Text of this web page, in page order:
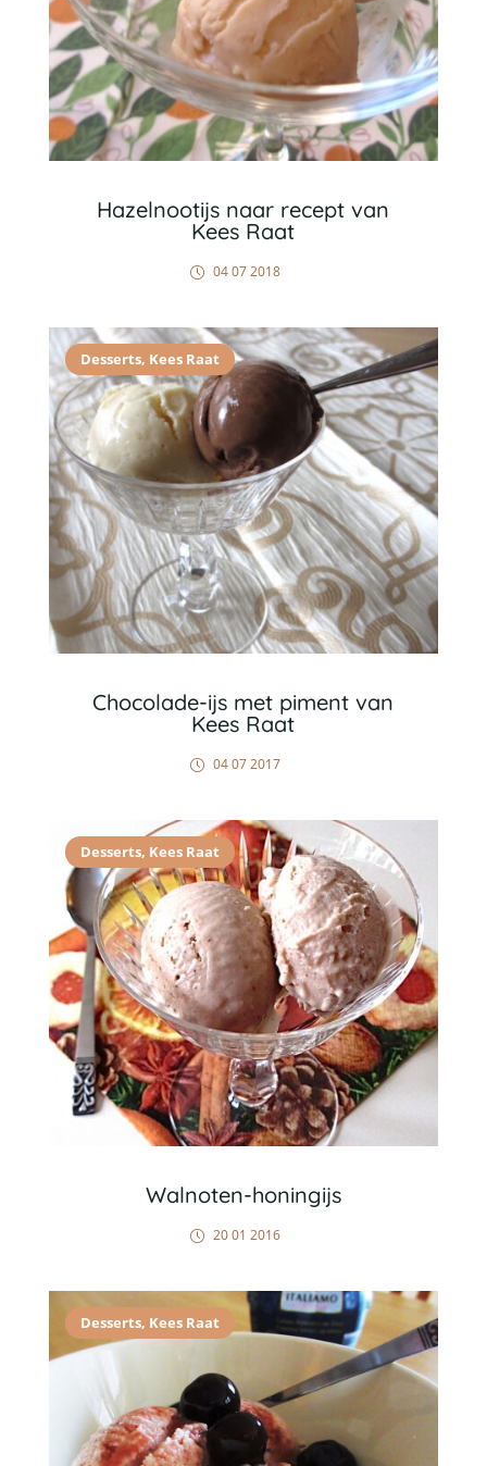
Hazelnootijs naar recept van
Kees Raat
04 07 2018
Desserts, Kees Raat
Chocolade-ijs met piment van
Kees Raat
04 07 2017
Desserts, Kees Raat
Walnoten-honingijs
20 01 2016
Desserts, Kees Raat